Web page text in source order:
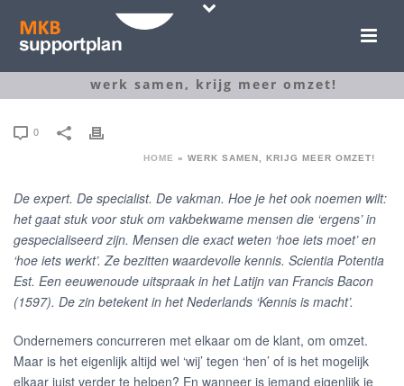
werk samen, krijg meer omzet!
HOME » WERK SAMEN, KRIJG MEER OMZET!
0
De expert. De specialist. De vakman. Hoe je het ook noemen wilt:
het gaat stuk voor stuk om vakbekwame mensen die ‘ergens’ in
gespecialiseerd zijn. Mensen die exact weten ‘hoe iets moet’ en
‘hoe iets werkt’. Ze bezitten waardevolle kennis. Scientia Potentia
Est. Een eeuwenoude uitspraak in het Latijn van Francis Bacon
(1597). De zin betekent in het Nederlands ‘Kennis is macht’.
Ondernemers concurreren met elkaar om de klant, om omzet.
Maar is het eigenlijk altijd wel ‘wij’ tegen ‘hen’ of is het mogelijk
elkaar juist verder te helpen? En wanneer is iemand eigenlijk je